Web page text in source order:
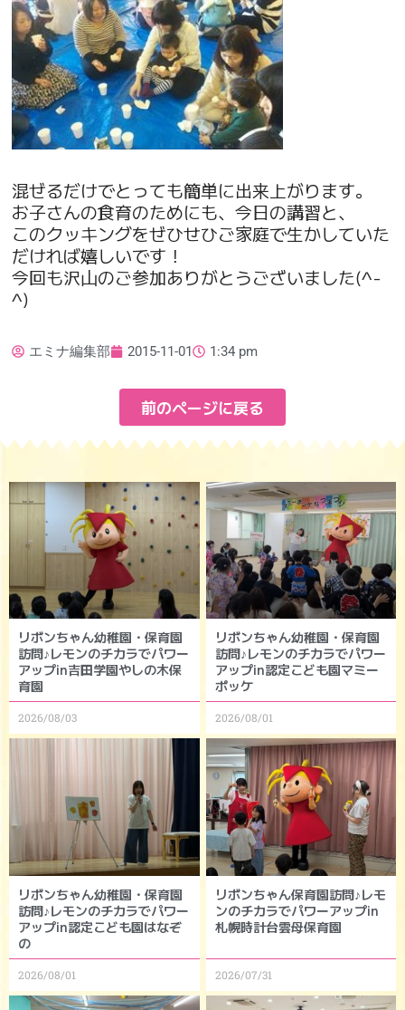
混ぜるだけでとっても簡単に出来上がります。
お子さんの食育のためにも、今日の講習と、
このクッキングをぜひせひご家庭で生かしていた
だければ嬉しいです！
今回も沢山のご参加ありがとうございました(^-
^)
エミナ編集部 2015-11-01 1:34 pm
前のページに戻る
リボンちゃん幼稚園・保育園
訪問♪レモンのチカラでパワー
アップin吉田学園やしの木保
育園
2026/08/03
リボンちゃん幼稚園・保育園
訪問♪レモンのチカラでパワー
アップin認定こども園マミー
ポッケ
2026/08/01
リボンちゃん幼稚園・保育園
訪問♪レモンのチカラでパワー
アップin認定こども園はなぞ
の
2026/08/01
リボンちゃん保育園訪問♪レモ
ンのチカラでパワーアップin
札幌時計台雲母保育園
2026/07/31